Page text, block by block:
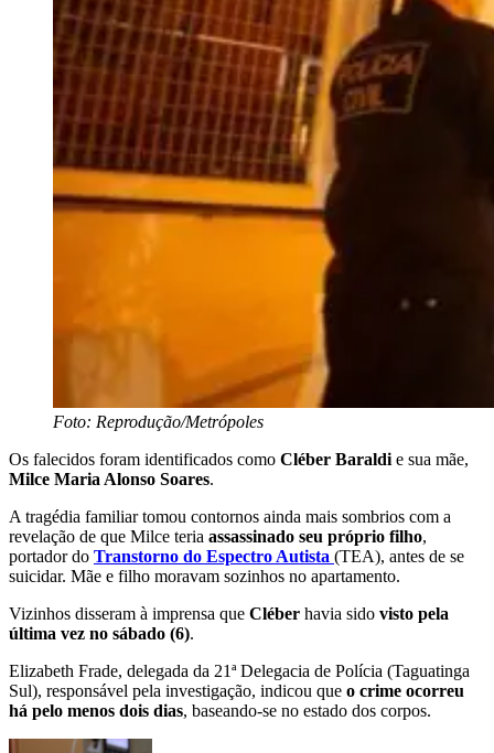
Foto: Reprodução/Metrópoles
Os falecidos foram identificados como Cléber Baraldi e sua mãe,
Milce Maria Alonso Soares.
A tragédia familiar tomou contornos ainda mais sombrios com a
revelação de que Milce teria assassinado seu próprio filho,
portador do Transtorno do Espectro Autista (TEA), antes de se
suicidar. Mãe e filho moravam sozinhos no apartamento.
Vizinhos disseram à imprensa que Cléber havia sido visto pela
última vez no sábado (6).
Elizabeth Frade, delegada da 21ª Delegacia de Polícia (Taguatinga
Sul), responsável pela investigação, indicou que o crime ocorreu
há pelo menos dois dias, baseando-se no estado dos corpos.